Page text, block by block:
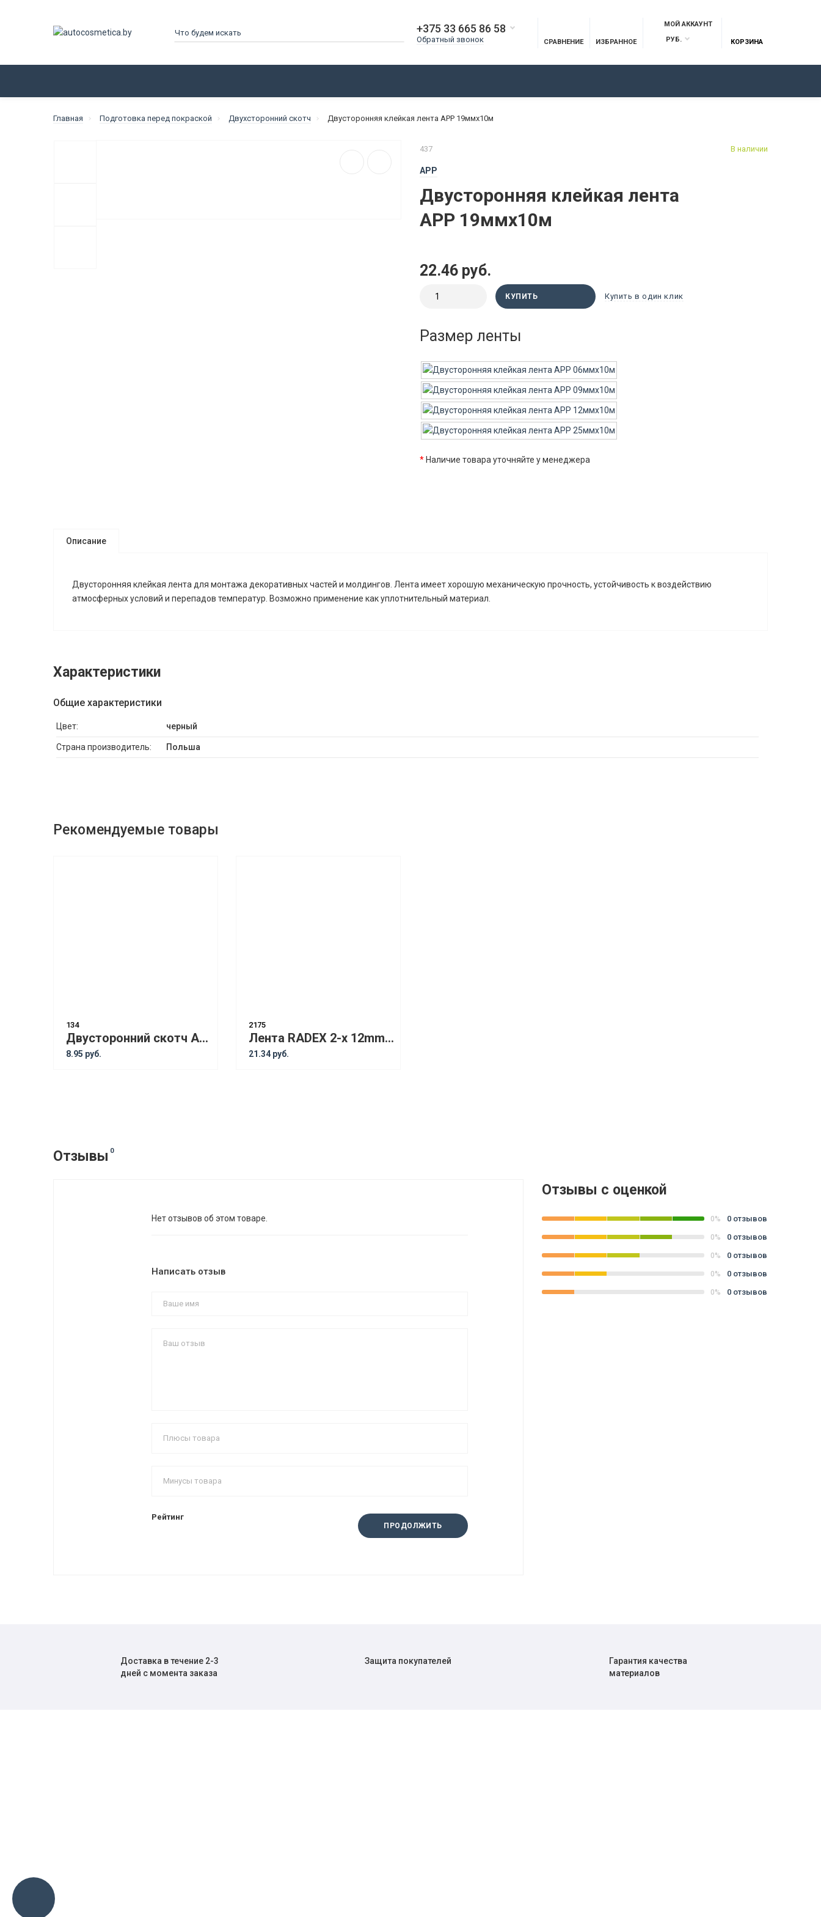
+375 33 665 86 58
Обратный звонок СРАВНЕНИЕ ИЗБРАННОЕ
МОЙ АККАУНТ
РУБ.
КОРЗИНА
Главная Подготовка перед покраской Двухсторонний скотч Двусторонняя клейкая лента APP 19ммx10м
437
APP
Двусторонняя клейкая лента
APP 19ммx10м
В наличии
22.46 руб.
КУПИТЬ Купить в один клик
Размер ленты
* Наличие товара уточняйте у менеджера
Описание
Двусторонняя клейкая лента для монтажа декоративных частей и молдингов. Лента имеет хорошую механическую прочность, устойчивость к воздействию
атмосферных условий и перепадов температур. Возможно применение как уплотнительный материал.
Характеристики
Общие характеристики
Цвет: черный
Страна производитель: Польша
Рекомендуемые товары
134
Двусторонний скотч ARS прозрачный 9ммx5м
8.95 руб.
2175
Лента RADEX 2-x 12mm-10m
21.34 руб.
Отзывы 0
Нет отзывов об этом товаре.
Написать отзыв
Рейтинг
ПРОДОЛЖИТЬ
Отзывы с оценкой
0% 0 отзывов
0% 0 отзывов
0% 0 отзывов
0% 0 отзывов
0% 0 отзывов
Доставка в течение 2-3
дней с момента заказа
Защита покупателей
Гарантия качества
материалов